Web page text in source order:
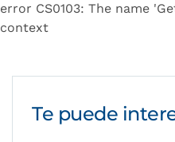
error CS0103: The name
context
Te puede